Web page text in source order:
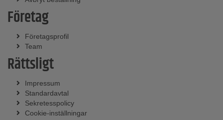
Företag
Företagsprofil
Team
Rättsligt
Impressum
Standardavtal
Sekretesspolicy
Cookie-inställningar